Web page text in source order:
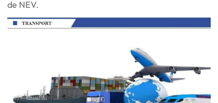
de NEV.